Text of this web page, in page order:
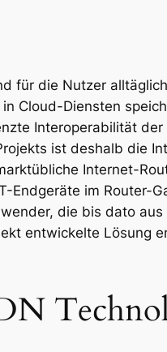
für die Nutzer
Cloud-Diensten
Interoperabilität der
ist deshalb die
Internet-
Endgeräte im Router-
die bis dato aus
entwickelte Lösung